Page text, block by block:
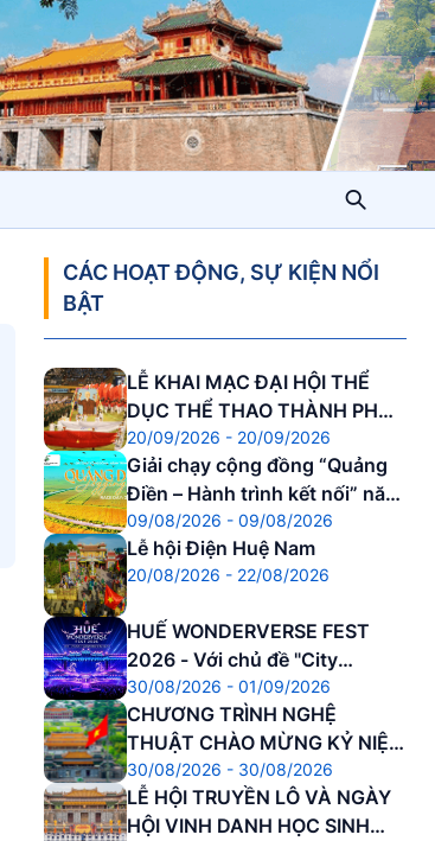
CÁC HOẠT ĐỘNG, SỰ KIỆN NỔI
BẬT
20/09/2026 - 20/09/2026
LỄ KHAI MẠC ĐẠI HỘI THỂ
DỤC THỂ THAO THÀNH PHỐ
HUẾ
09/08/2026 - 09/08/2026
Giải chạy cộng đồng “Quảng
Điền – Hành trình kết nối” năm
2026.
20/08/2026 - 22/08/2026
Lễ hội Điện Huệ Nam
30/08/2026 - 01/09/2026
HUẾ WONDERVERSE FEST
2026 - Với chủ đề "City
Awakening – Đánh thức Di
sản"
30/08/2026 - 30/08/2026
CHƯƠNG TRÌNH NGHỆ
THUẬT CHÀO MỪNG KỶ NIỆM
81 NĂM CÁCH MẠNG THÁNG
8 THÀNH CÔNG VÀ QUỐC
KHÁNH NƯỚC CNXHCN VIỆT
LỄ HỘI TRUYỀN LÔ VÀ NGÀY
HỘI VINH DANH HỌC SINH